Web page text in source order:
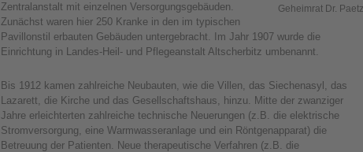
Geheimrat Dr. Paetz
Zentralanstalt mit einzelnen Versorgungsgebäuden.
Zunächst waren hier 250 Kranke in den im typischen
Pavillonstil erbauten Gebäuden untergebracht. Im Jahr 1907 wurde die
Einrichtung in Landes-Heil- und Pflegeanstalt Altscherbitz umbenannt.
Bis 1912 kamen zahlreiche Neubauten, wie die Villen, das Siechenasyl, das
Lazarett, die Kirche und das Gesellschaftshaus, hinzu. Mitte der zwanziger
Jahre erleichterten zahlreiche technische Neuerungen (z.B. die elektrische
Stromversorgung, eine Warmwasseranlage und ein Röntgenapparat) die
Betreuung der Patienten. Neue therapeutische Verfahren (z.B. die